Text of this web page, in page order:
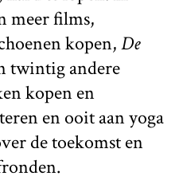
meer films,
kopen,De
twintig andere
kopen en
en ooit aan yoga
de toekomst en